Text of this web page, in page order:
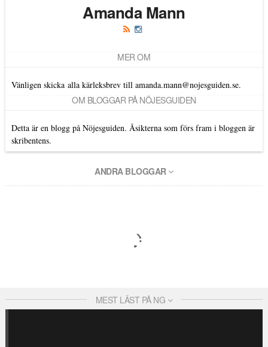
Amanda Mann
MER OM
Vänligen skicka alla kärleksbrev till amanda.mann@nojesguiden.se.
OM BLOGGAR PÅ NÖJESGUIDEN
Detta är en blogg på Nöjesguiden. Åsikterna som förs fram i bloggen är
skribentens.
ANDRA BLOGGAR
MEST LÄST PÅ NG